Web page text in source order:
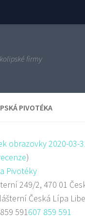
firmy
PIVOTÉKA
)
Pivotéky
249/2, 470 01
Česká Lípa
591607 859 591